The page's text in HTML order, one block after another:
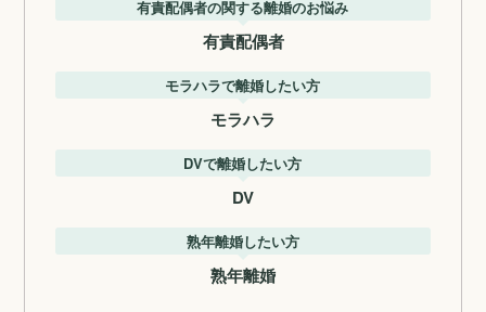
有責配偶者の関する離婚のお悩み
有責配偶者
モラハラで離婚したい方
モラハラ
DVで離婚したい方
DV
熟年離婚したい方
熟年離婚